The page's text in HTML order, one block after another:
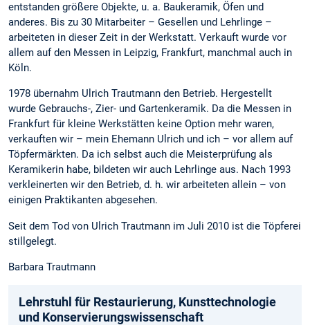
entstanden größere Objekte, u. a. Baukeramik, Öfen und
anderes. Bis zu 30 Mitarbeiter – Gesellen und Lehrlinge –
arbeiteten in dieser Zeit in der Werkstatt. Verkauft wurde vor
allem auf den Messen in Leipzig, Frankfurt, manchmal auch in
Köln.
1978 übernahm Ulrich Trautmann den Betrieb. Hergestellt
wurde Gebrauchs-, Zier- und Gartenkeramik. Da die Messen in
Frankfurt für kleine Werkstätten keine Option mehr waren,
verkauften wir – mein Ehemann Ulrich und ich – vor allem auf
Töpfermärkten. Da ich selbst auch die Meisterprüfung als
Keramikerin habe, bildeten wir auch Lehrlinge aus. Nach 1993
verkleinerten wir den Betrieb, d. h. wir arbeiteten allein – von
einigen Praktikanten abgesehen.
Seit dem Tod von Ulrich Trautmann im Juli 2010 ist die Töpferei
stillgelegt.
Barbara Trautmann
Lehrstuhl für Restaurierung, Kunsttechnologie
und Konservierungs­wissenschaft